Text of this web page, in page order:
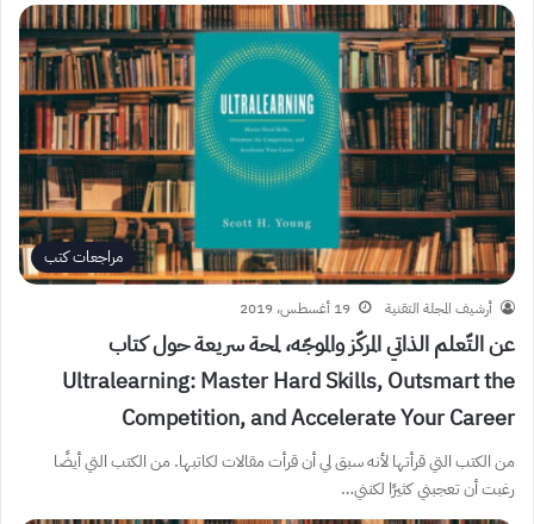
مراجعات كتب
أرشيف المجلة التقنية 19 أغسطس، 2019
عن التّعلم الذاتي المركّز والموجّه، لمحة سريعة حول كتاب
Ultralearning: Master Hard Skills, Outsmart the
Competition, and Accelerate Your Career
من الكتب التي قرأتها لأنه سبق لي أن قرأت مقالات لكاتبها. من الكتب التي أيضًا
رغبت أن تعجبني كثيرًا لكنني…